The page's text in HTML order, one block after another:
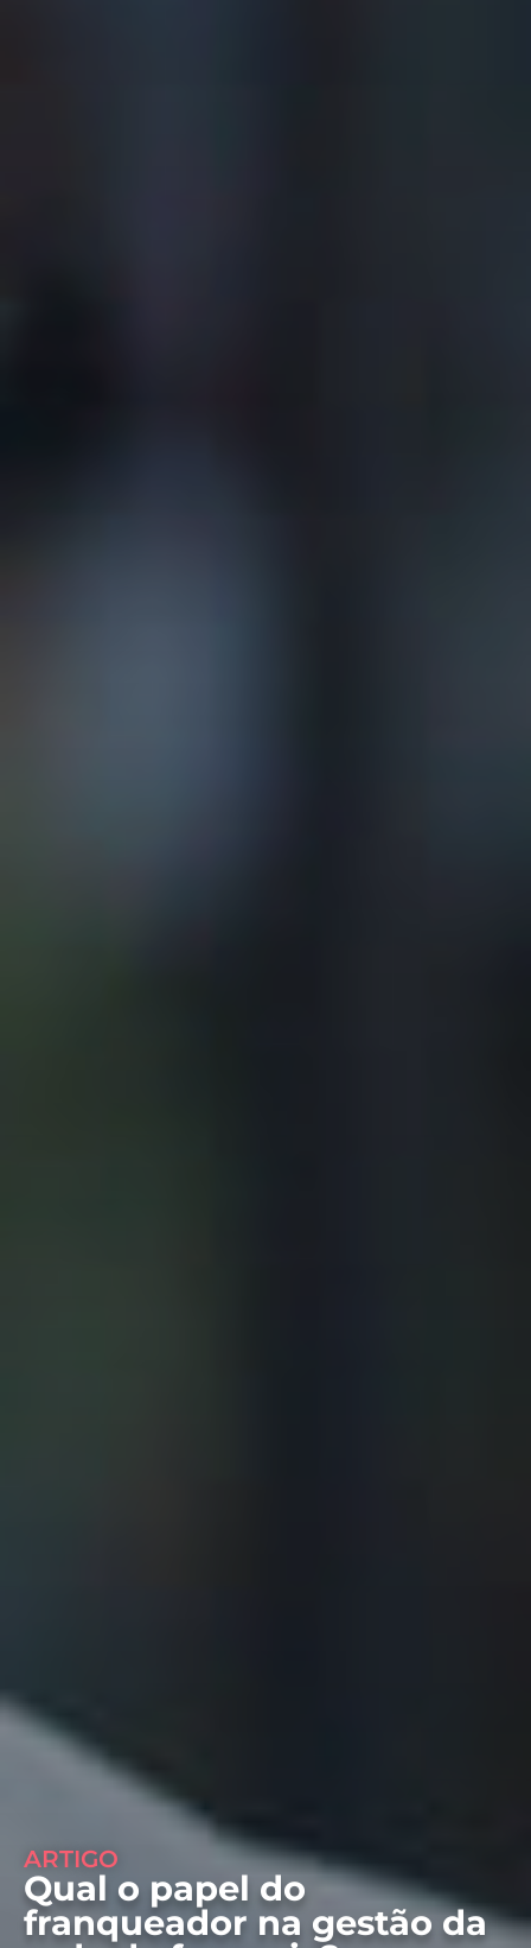
ARTIGO
Qual o papel do
franqueador na gestão da